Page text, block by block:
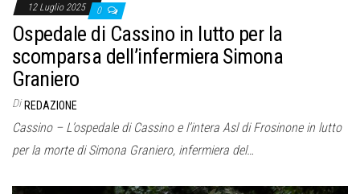
12 Luglio 2025 0
Ospedale di Cassino in lutto per la
scomparsa dell’infermiera Simona
Graniero
Di REDAZIONE
Cassino – L’ospedale di Cassino e l’intera Asl di Frosinone in lutto
per la morte di Simona Graniero, infermiera del…